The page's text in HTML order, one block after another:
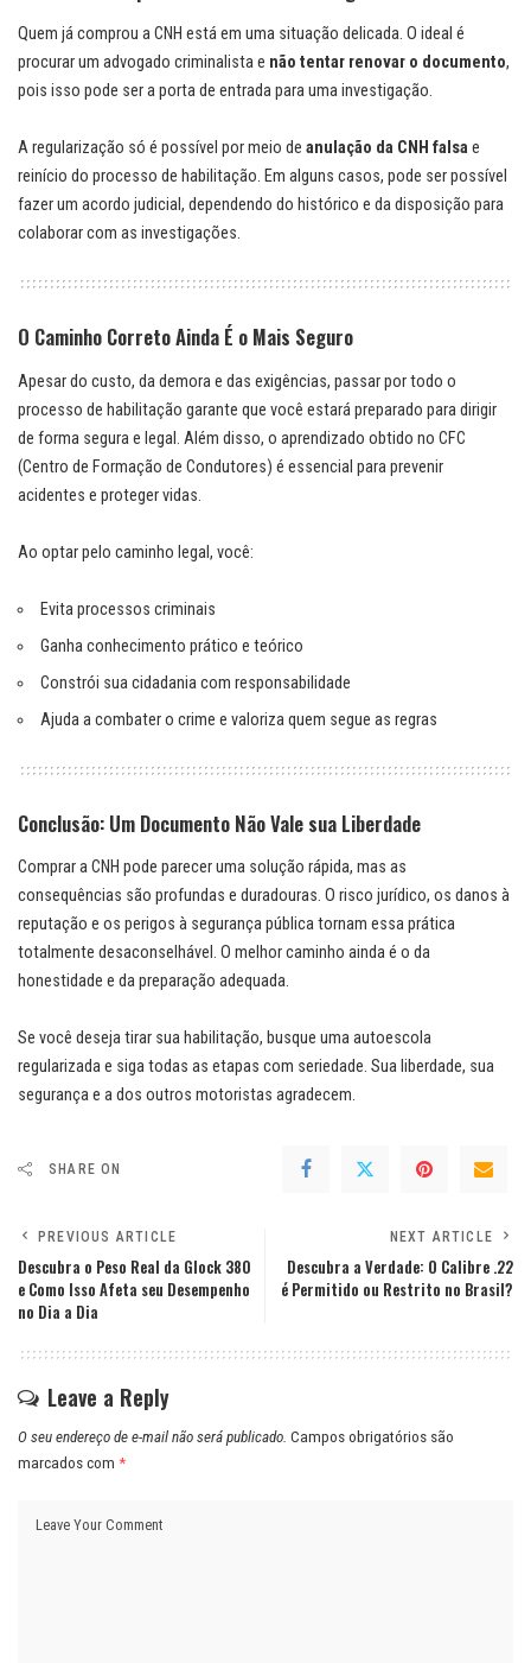
Quem já comprou a CNH está em uma situação delicada. O ideal é
procurar um advogado criminalista e não tentar renovar o documento,
pois isso pode ser a porta de entrada para uma investigação.
A regularização só é possível por meio de anulação da CNH falsa e
reinício do processo de habilitação. Em alguns casos, pode ser possível
fazer um acordo judicial, dependendo do histórico e da disposição para
colaborar com as investigações.
O Caminho Correto Ainda É o Mais Seguro
Apesar do custo, da demora e das exigências, passar por todo o
processo de habilitação garante que você estará preparado para dirigir
de forma segura e legal. Além disso, o aprendizado obtido no CFC
(Centro de Formação de Condutores) é essencial para prevenir
acidentes e proteger vidas.
Ao optar pelo caminho legal, você:
Evita processos criminais
Ganha conhecimento prático e teórico
Constrói sua cidadania com responsabilidade
Ajuda a combater o crime e valoriza quem segue as regras
Conclusão: Um Documento Não Vale sua Liberdade
Comprar a CNH pode parecer uma solução rápida, mas as
consequências são profundas e duradouras. O risco jurídico, os danos à
reputação e os perigos à segurança pública tornam essa prática
totalmente desaconselhável. O melhor caminho ainda é o da
honestidade e da preparação adequada.
Se você deseja tirar sua habilitação, busque uma autoescola
regularizada e siga todas as etapas com seriedade. Sua liberdade, sua
segurança e a dos outros motoristas agradecem.
SHARE ON
PREVIOUS ARTICLE
Descubra o Peso Real da Glock 380
e Como Isso Afeta seu Desempenho
no Dia a Dia
NEXT ARTICLE
Descubra a Verdade: O Calibre .22
é Permitido ou Restrito no Brasil?
Leave a Reply
O seu endereço de e-mail não será publicado. Campos obrigatórios são
marcados com *